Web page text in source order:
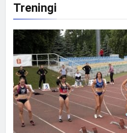
Treningi